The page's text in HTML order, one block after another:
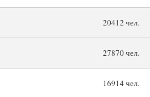
20412 чел.
27870 чел.
16914 чел.